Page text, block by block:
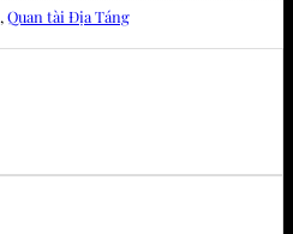
, Quan tài Địa Táng